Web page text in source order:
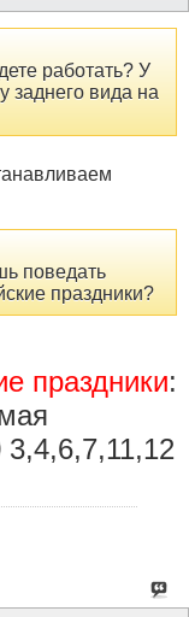
работать? У
заднего вида на
поведать
праздники?
праздники: